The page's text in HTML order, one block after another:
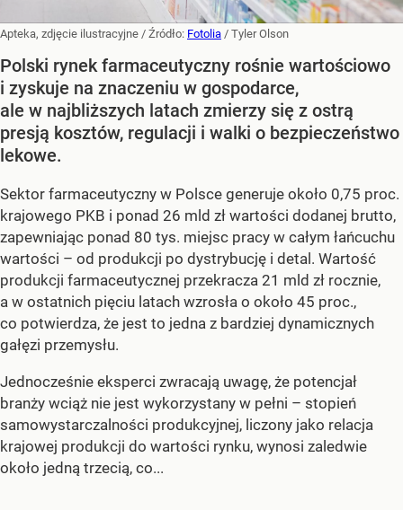
Apteka, zdjęcie ilustracyjne / Źródło: Fotolia / Tyler Olson
Polski rynek farmaceutyczny rośnie wartościowo
i zyskuje na znaczeniu w gospodarce,
ale w najbliższych latach zmierzy się z ostrą
presją kosztów, regulacji i walki o bezpieczeństwo
lekowe.
Sektor farmaceutyczny w Polsce generuje około 0,75 proc.
krajowego PKB i ponad 26 mld zł wartości dodanej brutto,
zapewniając ponad 80 tys. miejsc pracy w całym łańcuchu
wartości – od produkcji po dystrybucję i detal. Wartość
produkcji farmaceutycznej przekracza 21 mld zł rocznie,
a w ostatnich pięciu latach wzrosła o około 45 proc.,
co potwierdza, że jest to jedna z bardziej dynamicznych
gałęzi przemysłu.
Jednocześnie eksperci zwracają uwagę, że potencjał
branży wciąż nie jest wykorzystany w pełni – stopień
samowystarczalności produkcyjnej, liczony jako relacja
krajowej produkcji do wartości rynku, wynosi zaledwie
około jedną trzecią, co...